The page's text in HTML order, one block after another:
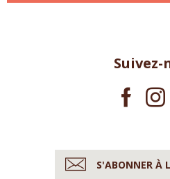
Suivez-
S'ABONNER À